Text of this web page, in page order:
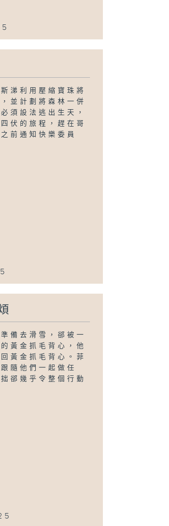
涕利用壓縮寶珠將
並計劃將森林一併
須設法逃出生天，
伏的旅程，趕在哥
前通知快樂委員
備去滑雪，郤被一
黃金抓毛背心，他
黃金抓毛背心。菲
隨他們一起做任
郤幾乎令整個行動